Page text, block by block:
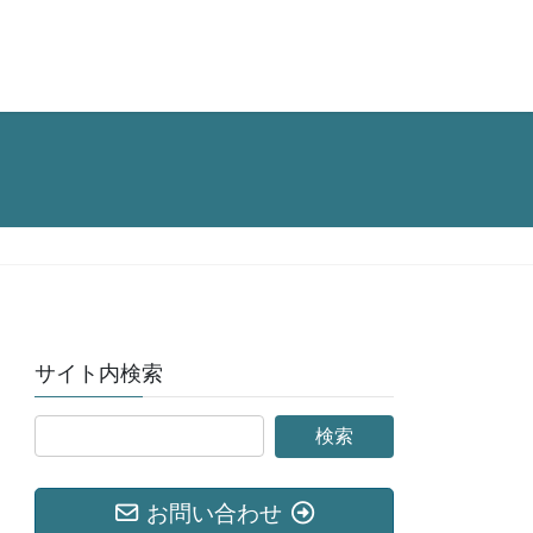
サイト内検索
お問い合わせ